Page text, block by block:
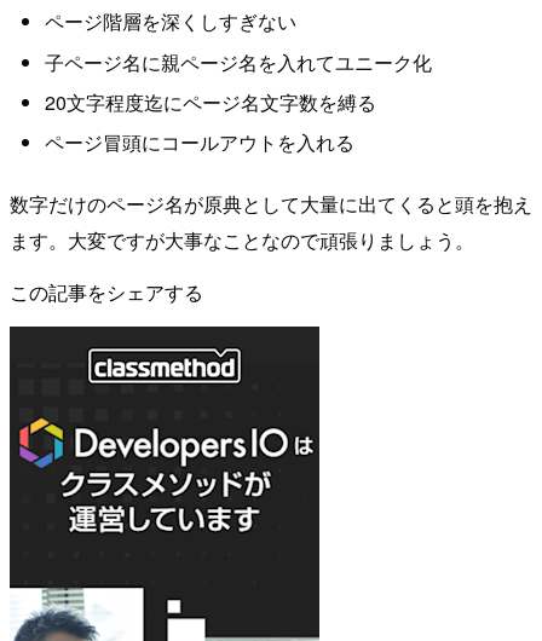
ページ階層を深くしすぎない
子ページ名に親ページ名を入れてユニーク化
20文字程度迄にページ名文字数を縛る
ページ冒頭にコールアウトを入れる
数字だけのページ名が原典として大量に出てくると頭を抱え
ます。大変ですが大事なことなので頑張りましょう。
この記事をシェアする